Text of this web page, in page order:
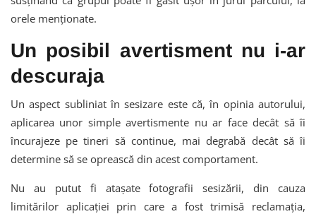
orele menționate.
Un posibil avertisment nu i-ar
descuraja
Un aspect subliniat în sesizare este că, în opinia autorului,
aplicarea unor simple avertismente nu ar face decât să îi
încurajeze pe tineri să continue, mai degrabă decât să îi
determine să se oprească din acest comportament.
Nu au putut fi atașate fotografii sesizării, din cauza
limitărilor aplicației prin care a fost trimisă reclamația,